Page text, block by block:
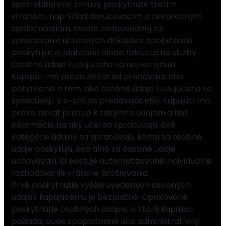
spotrebiteľskej zmluvy poskytnuté tretím
stranám, napríklad doručovacím a prepravným
spoločnostiam, osobe zodpovednej za
spracovanie účtovných dokladov, spoločnosti
poskytujúcej platobné alebo fakturačné služby.
Osobné údaje kupujúceho sa nezverejňujú.
Kupujúci má právo získať od predávajúceho
potvrdenie o tom, aké osobné údaje kupujúceho sa
spracúvajú v e-shope predávajúceho. Kupujúci má
právo získať prístup k takýmto údajom a tiež
informácie na aký účel sa spracúvajú, aké
kategórie údajov sa spracúvajú, komu sa osobné
údaje poskytujú, ako dlho sa osobné údaje
uchovávajú, či existuje automatizované individuálne
rozhodovanie vrátane profilovania.
Prvé poskytnutie vyššie uvedených osobných
údajov kupujúcemu je bezplatné. Opakované
poskytnutie osobných údajov, o ktoré kupujúci
požiada, bude spoplatnené ako administratívny